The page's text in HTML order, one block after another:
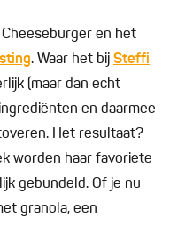
en het
. Waar het bij Steffi
(maar dan echt
en daarmee
Het resultaat?
worden haar favoriete
gebundeld. Of je nu
granola, een